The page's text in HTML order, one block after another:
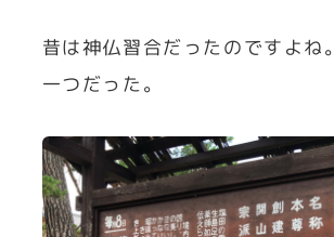
昔は神仏習合だったのですよね。
一つだった。